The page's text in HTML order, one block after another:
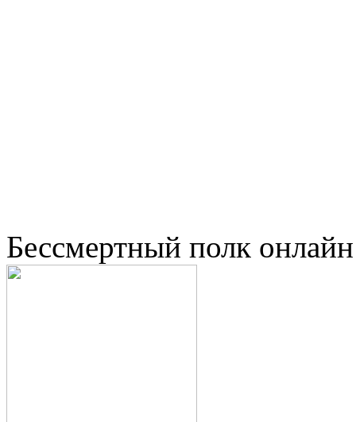
Бессмертный полк онлайн